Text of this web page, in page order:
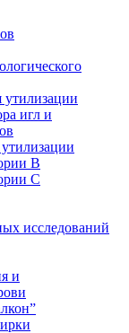
игл и
B
C
исследований
и